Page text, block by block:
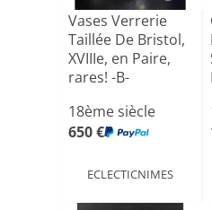
Vases Verrerie
Taillée De Bristol,
XVIIIe, en Paire,
rares! -B-
18ème siècle
650 €
ECLECTICNIMES